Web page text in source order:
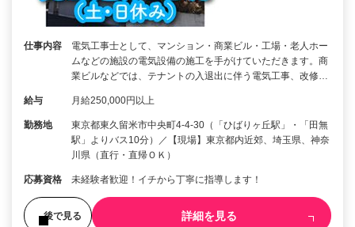
仕事内容
電気工事士として、マンション・商業ビル・工場・老人ホー
ムなどの施設の電気設備の施工を手がけていただきます。商
業ビルなどでは、テナントの入退出に伴う電気工事、改修…
給与 月給250,000円以上
勤務地
東京都東久留米市中央町4-4-30（「ひばりヶ丘駅」・「田無
駅」よりバス10分）／【現場】東京都内近郊、埼玉県、神奈
川県（直行・直帰ＯＫ）
応募資格 未経験者歓迎！イチから丁寧に指導します！
後で見る 詳細を見る